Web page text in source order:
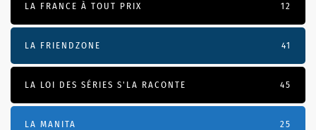
LA FRANCE À TOUT PRIX 12
LA FRIENDZONE 41
LA LOI DES SÉRIES S'LA RACONTE 45
LA MANITA 25